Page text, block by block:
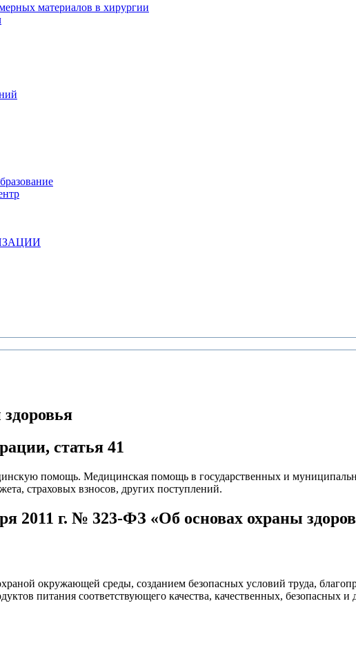
материалов в хирургии
статья 41
помощь. Медицинская помощь в государственных и
страховых взносов, других поступлений.
2011 г. № 323-ФЗ «Об основах охраны
окружающей среды, созданием безопасных условий труда,
питания соответствующего качества, качественных, безопасных